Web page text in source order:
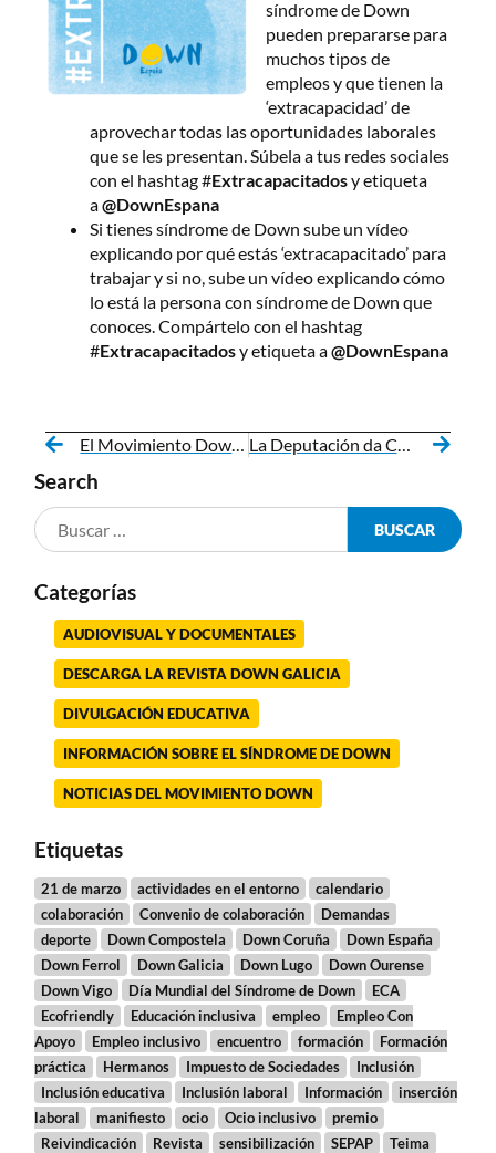
síndrome de Down
pueden prepararse para
muchos tipos de
empleos y que tienen la
‘extracapacidad’ de
aprovechar todas las oportunidades laborales
que se les presentan. Súbela a tus redes sociales
con el hashtag #Extracapacitadosy etiqueta
a@DownEspana
Si tienes síndrome de Down sube un vídeo
explicando por qué estás ‘extracapacitado’ para
trabajar y si no, sube un vídeo explicando cómo
lo está la persona con síndrome de Down que
conoces. Compártelo con el hashtag
#Extracapacitadosy etiqueta a@DownEspana
El Movimiento Down en Galicia organiza un acto en Ferrol para conmemorar el Día Mundial del Síndrome de Down La Deputación da Coruña colabora de nuevo con Down Galicia en dos proyectos en la provincia
Search
Categorías
AUDIOVISUAL Y DOCUMENTALES
DESCARGA LA REVISTA DOWN GALICIA
DIVULGACIÓN EDUCATIVA
INFORMACIÓN SOBRE EL SÍNDROME DE DOWN
NOTICIAS DEL MOVIMIENTO DOWN
Etiquetas
21 de marzo actividades en el entorno
calendario
colaboración
Convenio de colaboración
Demandas
deporte
Down Compostela Down Coruña
Down España
Down Ferrol
Down Galicia Down Lugo
Down Ourense
Down Vigo
Día Mundial del Síndrome de Down
ECA
Ecofriendly
Educación inclusiva empleo
Empleo Con
Apoyo
Empleo inclusivo encuentro formación
Formación
práctica
Hermanos Impuesto de Sociedades
Inclusión
Inclusión educativa
Inclusión laboral Información
inserción
laboral
manifiesto ocio Ocio inclusivo
premio
Reivindicación
Revista sensibilización SEPAP
Teima